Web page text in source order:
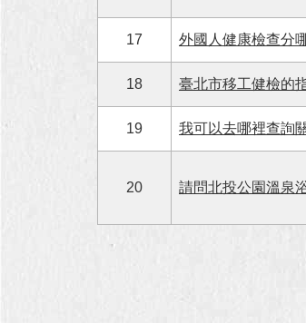
17 外國人健康檢查分
18 臺北市移工健檢的
19 我可以去哪裡查詢
20 請問北投公園溫泉